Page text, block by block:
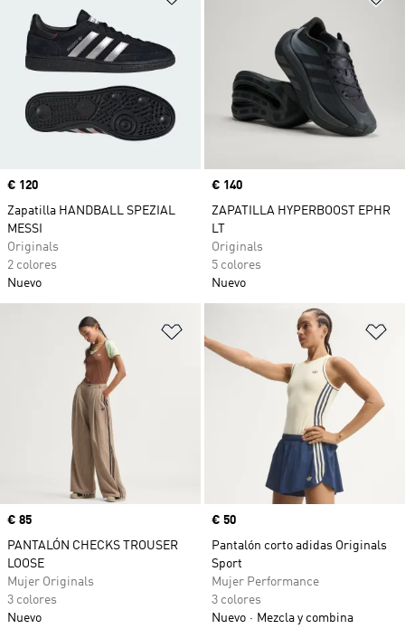
Precio
€ 120
Zapatilla HANDBALL SPEZIAL
MESSI
Originals
2 colores
Nuevo
Precio
€ 140
ZAPATILLA HYPERBOOST EPHR
LT
Originals
5 colores
Nuevo
Añadir a la lista de deseos
Precio
€ 85
PANTALÓN CHECKS TROUSER
LOOSE
Mujer Originals
3 colores
Nuevo
Precio
€ 50
Pantalón corto adidas Originals
Sport
Mujer Performance
3 colores
Nuevo
Mezcla y combina